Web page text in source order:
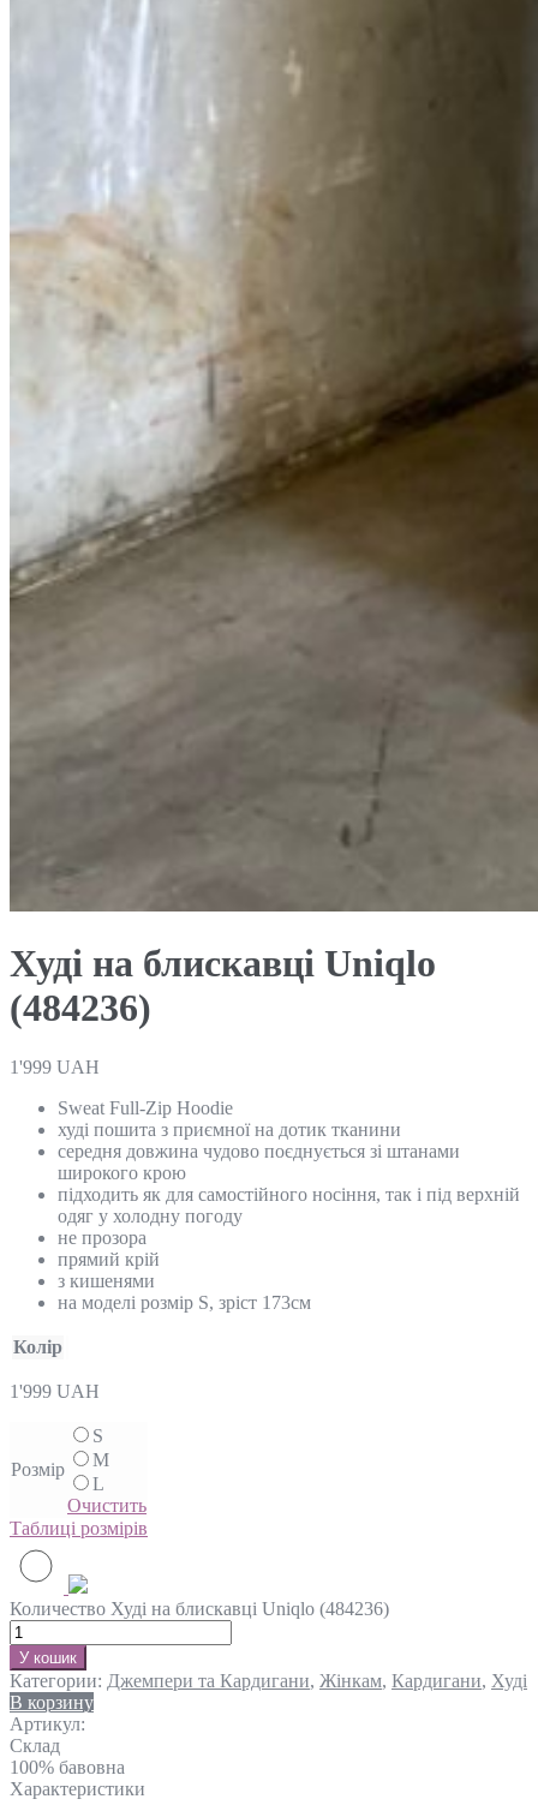
Худі на блискавці Uniqlo
(484236)
1'999 UAH
Sweat Full-Zip Hoodie
худі пошита з приємної на дотик тканини
середня довжина чудово поєднується зі штанами
широкого крою
підходить як для самостійного носіння, так і під верхній
одяг у холодну погоду
не прозора
прямий крій
з кишенями
на моделі розмір S, зріст 173см
Колір
1'999 UAH
Розмір
S
M
L
Очистить
Таблиці розмірів
Количество Худі на блискавці Uniqlo (484236)
У кошик
Категории: Джемпери та Кардигани, Жінкам, Кардигани, Худі
В корзину
Артикул:
Склад
100% бавовна
Характеристики